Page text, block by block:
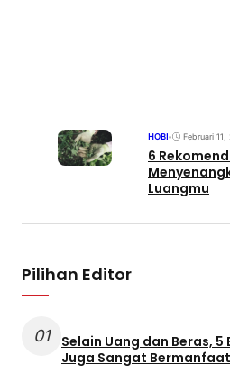
HOBI• Februari 11,
6
Luangmu
Pilihan Editor
01
Selain Uang dan Beras,
Juga Sangat